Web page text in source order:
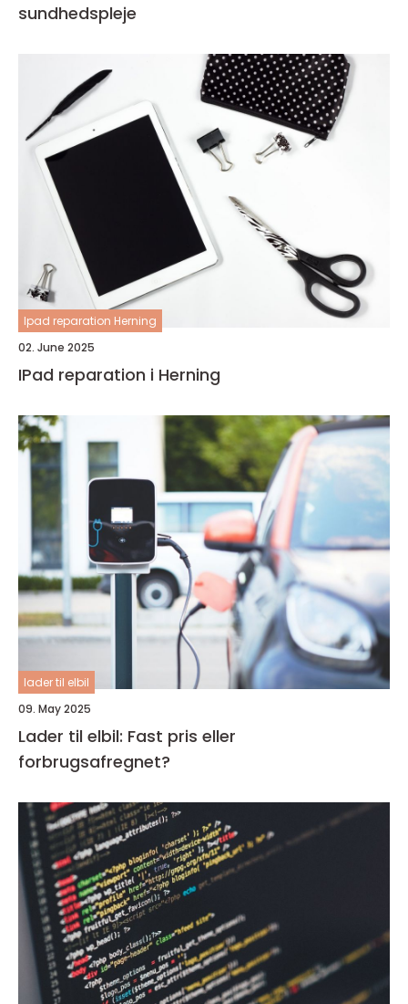
sundhedspleje
Ipad reparation Herning
02. June 2025
IPad reparation i Herning
lader til elbil
09. May 2025
Lader til elbil: Fast pris eller
forbrugsafregnet?